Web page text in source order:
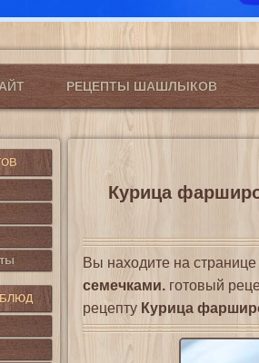
РЕЦЕПТЫ ШАШЛЫКОВ
Курица
Вы находите на странице
семечками. готовый
рецепту Курица